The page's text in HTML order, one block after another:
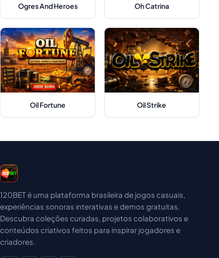
Ogres And Heroes Oh Catrina
Oil Fortune Oil Strike
120BET é uma plataforma brasileira de jogos casuais,
experiências sonoras interativas e demos gratuitas.
Descubra coleções curadas, projetos colaborativos e
conteúdos criativos feitos para inspirar jogadores e
criadores.